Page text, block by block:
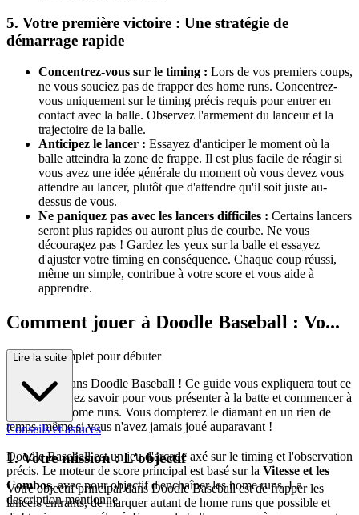
5. Votre première victoire : Une stratégie de
démarrage rapide
Concentrez-vous sur le timing : Lors de vos premiers coups,
ne vous souciez pas de frapper des home runs. Concentrez-
vous uniquement sur le timing précis requis pour entrer en
contact avec la balle. Observez l'armement du lanceur et la
trajectoire de la balle.
Anticipez le lancer : Essayez d'anticiper le moment où la
balle atteindra la zone de frappe. Il est plus facile de réagir si
vous avez une idée générale du moment où vous devez vous
attendre au lancer, plutôt que d'attendre qu'il soit juste au-
dessus de vous.
Ne paniquez pas avec les lancers difficiles : Certains lancers
seront plus rapides ou auront plus de courbe. Ne vous
découragez pas ! Gardez les yeux sur la balle et essayez
d'ajuster votre timing en conséquence. Chaque coup réussi,
même un simple, contribue à votre score et vous aide à
apprendre.
Comment jouer à Doodle Baseball : Vo...
tre guide complet pour débuter
Bienvenue dans Doodle Baseball ! Ce guide vous expliquera tout ce
que vous devez savoir pour vous présenter à la batte et commencer à
frapper des home runs. Vous dompterez le diamant en un rien de
temps, même si vous n'avez jamais joué auparavant !
1. Votre mission : L'objectif
Votre objectif principal dans Doodle Baseball est de frapper les
lancers entrants, de marquer autant de home runs que possible et
Lire la suite
Conseils et astuces
Doodle Baseball est un jeu d'arcade axé sur le timing et l'observation
précis. Le moteur de score principal est basé sur la Vitesse et les
Combos, avec pour objectif d'enchaîner les home runs. La
description mentionne